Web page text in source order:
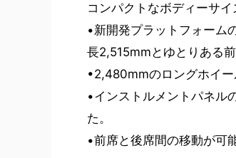
コンパクトなボディーサ
•新開発プラットフォーム
長2,515mmとゆとりある
•2,480mmのロングホイー
•インストルメントパネル
た。
•前席と後席間の移動が可